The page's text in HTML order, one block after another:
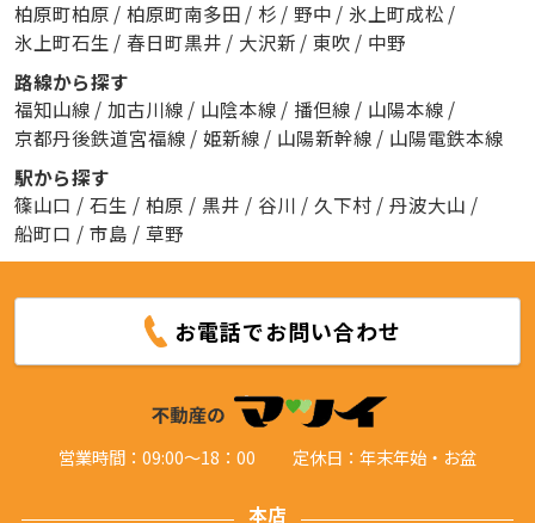
柏原町柏原 / 柏原町南多田 / 杉 / 野中 / 氷上町成松 /
氷上町石生 / 春日町黒井 / 大沢新 / 東吹 / 中野
路線から探す
福知山線 / 加古川線 / 山陰本線 / 播但線 / 山陽本線 /
京都丹後鉄道宮福線 / 姫新線 / 山陽新幹線 / 山陽電鉄本線
駅から探す
篠山口 / 石生 / 柏原 / 黒井 / 谷川 / 久下村 / 丹波大山 /
船町口 / 市島 / 草野
お電話でお問い合わせ
営業時間：09:00～18：00 定休日：年末年始・お盆
本店